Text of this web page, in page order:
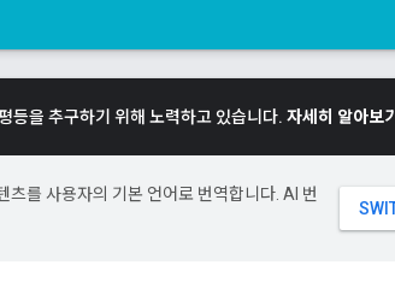
등을 추구하기 위해 노력하고 있습니다. 자세히 알아보기
를 사용자의 기본 언어로 번역합니다. AI 번